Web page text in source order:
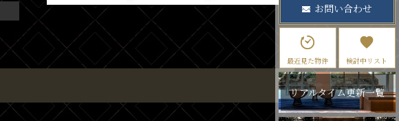
お問い合わせ
最近見た物件 検討中リスト
リアルタイム更新一覧